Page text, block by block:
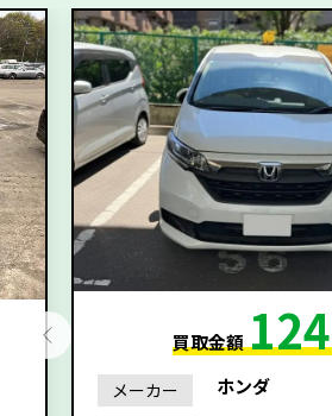
買取金額124
メーカー ホンダ